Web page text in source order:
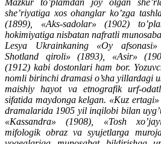
Mazkur to’plamdan joy olgan
she’riyatiga xos ohanglar ko’zga
(1899), «Aks-sadolar» (1902)
hokimiyatiga nisbatan nafratli
Lesya Ukrainkaning «Oy
Shotland qiroli» (1893), «Asir»
(1912) kabi dostonlari ham bor.
nomli birinchi dramasi o’sha yillardagi
maishiy hayot va etnografik urf-
sifatida maydonga kelgan. «Kuz
dramalarida 1905 yil inqilobi bilan
«Kassandra» (1908), «Tosh
mifologik obraz va syujetlarga